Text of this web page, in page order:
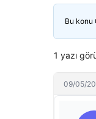
Bu konu
1 yazı
09/05/